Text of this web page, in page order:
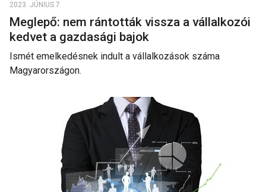
2023. JÚNIUS 7.
Meglepő: nem rántották vissza a vállalkozói
kedvet a gazdasági bajok
Ismét emelkedésnek indult a vállalkozások száma
Magyarországon.